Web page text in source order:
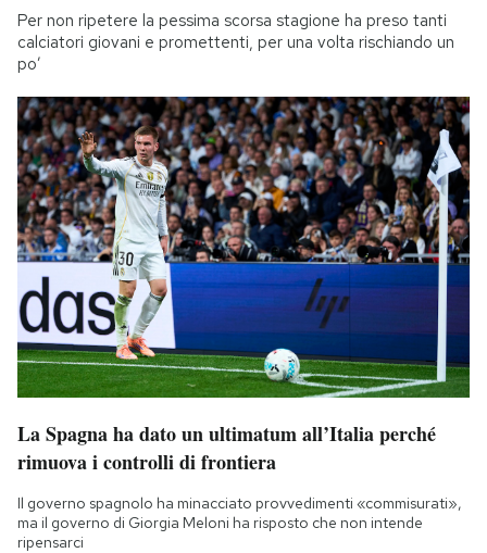
Per non ripetere la pessima scorsa stagione ha preso tanti
calciatori giovani e promettenti, per una volta rischiando un
po’
La Spagna ha dato un ultimatum all’Italia perché
rimuova i controlli di frontiera
Il governo spagnolo ha minacciato provvedimenti «commisurati»,
ma il governo di Giorgia Meloni ha risposto che non intende
ripensarci